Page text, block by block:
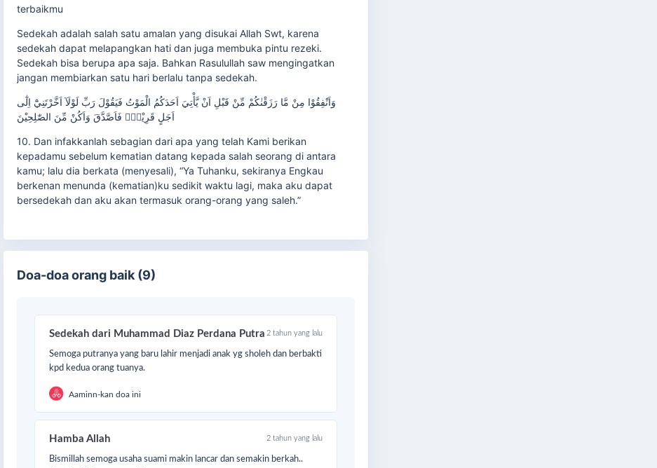
terbaikmu
Sedekah adalah salah satu amalan yang disukai Allah Swt, karena
sedekah dapat melapangkan hati dan juga membuka pintu rezeki.
Sedekah bisa berupa apa saja. Bahkan Rasulullah saw mengingatkan
jangan membiarkan satu hari berlalu tanpa sedekah.
وَاَنْفِقُوْا مِنْ مَّا رَزَقْنٰكُمْ مِّنْ قَبْلِ اَنْ يَّأْتِيَ اَحَدَكُمُ الْمَوْتُ فَيَقُوْلَ رَبِّ لَوْلَآ اَخَّرْتَنِيْٓ اِلٰٓى
اَجَلٍ قَرِيْبٍۚ فَاَصَّدَّقَ وَاَكُنْ مِّنَ الصّٰلِحِيْنَ
10. Dan infakkanlah sebagian dari apa yang telah Kami berikan
kepadamu sebelum kematian datang kepada salah seorang di antara
kamu; lalu dia berkata (menyesali), “Ya Tuhanku, sekiranya Engkau
berkenan menunda (kematian)ku sedikit waktu lagi, maka aku dapat
bersedekah dan aku akan termasuk orang-orang yang saleh.”
Doa-doa orang baik (9)
Sedekah dari Muhammad Diaz Perdana Putra 2 tahun yang lalu
Semoga putranya yang baru lahir menjadi anak yg sholeh dan berbakti
kpd kedua orang tuanya.
Aaminn-kan doa ini
Hamba Allah 2 tahun yang lalu
Bismillah semoga usaha suami makin lancar dan semakin berkah..